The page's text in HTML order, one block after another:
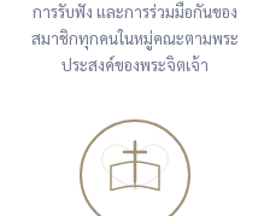
การ​รับ​ฟัง​ และ​การ​ร่วม​มือ​กัน​ของ​
สมาชิก​ทุกคน​ใน​หมู่​คณะ​ตาม​พระ​
ประสงค์​ของ​พระ​จิต​เจ้า